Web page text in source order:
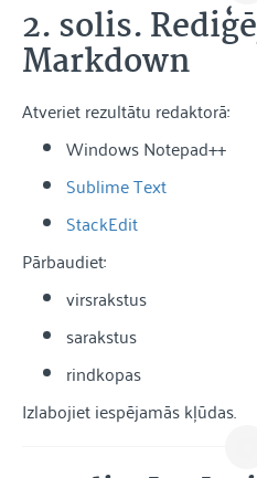
2. solis.
Markdown
Atveriet rezultātu redaktorā:
Windows Notepad++
Sublime Text
StackEdit
Pārbaudiet:
virsrakstus
sarakstus
rindkopas
Izlabojiet iespējamās kļūdas.